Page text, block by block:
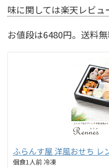
味に関しては楽天レビ
お値段は6480円。送料無
ふらんす屋 洋風おせち レ
個食1人前 冷凍